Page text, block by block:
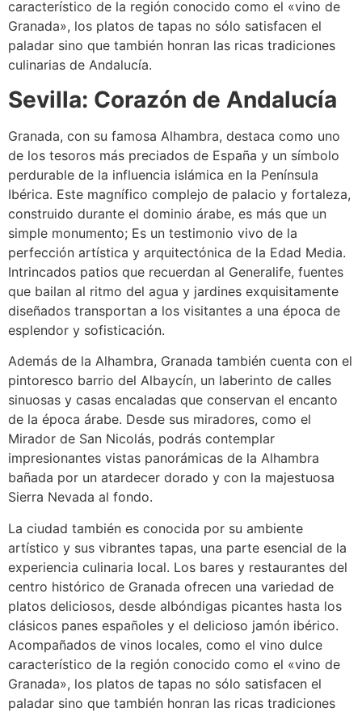
característico de la región conocido como el «vino de
Granada», los platos de tapas no sólo satisfacen el
paladar sino que también honran las ricas tradiciones
culinarias de Andalucía.
Sevilla: Corazón de Andalucía
Granada, con su famosa Alhambra, destaca como uno
de los tesoros más preciados de España y un símbolo
perdurable de la influencia islámica en la Península
Ibérica. Este magnífico complejo de palacio y fortaleza,
construido durante el dominio árabe, es más que un
simple monumento; Es un testimonio vivo de la
perfección artística y arquitectónica de la Edad Media.
Intrincados patios que recuerdan al Generalife, fuentes
que bailan al ritmo del agua y jardines exquisitamente
diseñados transportan a los visitantes a una época de
esplendor y sofisticación.
Además de la Alhambra, Granada también cuenta con el
pintoresco barrio del Albaycín, un laberinto de calles
sinuosas y casas encaladas que conservan el encanto
de la época árabe. Desde sus miradores, como el
Mirador de San Nicolás, podrás contemplar
impresionantes vistas panorámicas de la Alhambra
bañada por un atardecer dorado y con la majestuosa
Sierra Nevada al fondo.
La ciudad también es conocida por su ambiente
artístico y sus vibrantes tapas, una parte esencial de la
experiencia culinaria local. Los bares y restaurantes del
centro histórico de Granada ofrecen una variedad de
platos deliciosos, desde albóndigas picantes hasta los
clásicos panes españoles y el delicioso jamón ibérico.
Acompañados de vinos locales, como el vino dulce
característico de la región conocido como el «vino de
Granada», los platos de tapas no sólo satisfacen el
paladar sino que también honran las ricas tradiciones